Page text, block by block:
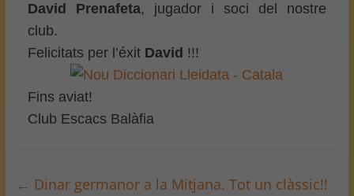
David Prenafeta, jugador i soci del nostre
club.
Felicitats per l’éxit David !!!
Fins aviat!
Club Escacs Balàfia
← Dinar germanor a la Mitjana. Tot un clàssic!!